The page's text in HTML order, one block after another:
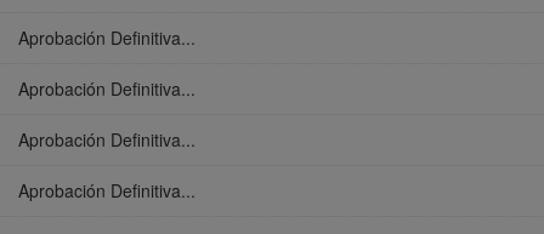
Aprobación Definitiva...
Aprobación Definitiva...
Aprobación Definitiva...
Aprobación Definitiva...